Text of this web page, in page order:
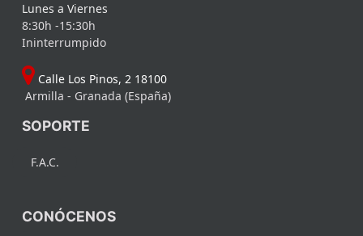
Lunes a Viernes
8:30h -15:30h
Ininterrumpido
Calle Los Pinos, 2 18100
Armilla - Granada (España)
SOPORTE
F.A.C.
CONÓCENOS